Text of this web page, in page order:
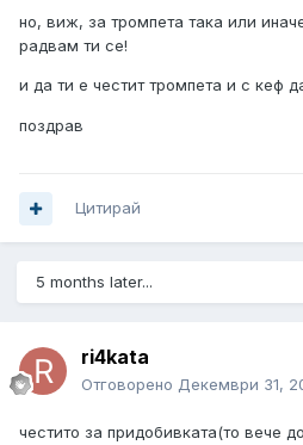
но, виж, за тромпета така или
радвам ти се!
и да ти е честит тромпета и с кеф
поздрав
Цитирай
5 months later...
ri4kata
Отговорено Декември 31,
честито за придобивката(то вече